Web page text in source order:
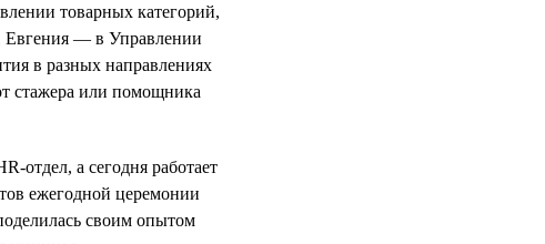
товарных категорий,
Евгения — в Управлении
в разных направлениях
стажера или помощника
отдел, а сегодня работает
ежегодной церемонии
своим опытом